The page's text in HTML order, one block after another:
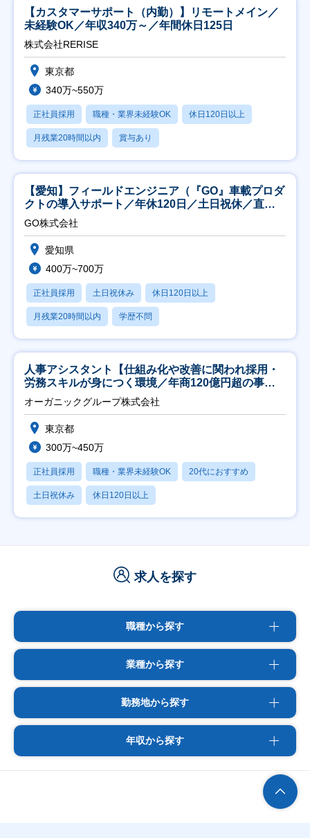
【カスタマーサポート（内勤）】リモートメイン／
未経験OK／年収340万～／年間休日125日
株式会社RERISE
東京都
340万~550万
正社員採用 職種・業界未経験OK 休日120日以上
月残業20時間以内 賞与あり
【愛知】フィールドエンジニア（『GO』車載プロダ
クトの導入サポート／年休120日／土日祝休／直行
直帰
GO株式会社
愛知県
400万~700万
正社員採用 土日祝休み 休日120日以上
月残業20時間以内 学歴不問
人事アシスタント【仕組み化や改善に関われ採用・
労務スキルが身につく環境／年商120億円超の事業
会社】
オーガニックグループ株式会社
東京都
300万~450万
正社員採用 職種・業界未経験OK 20代におすすめ
土日祝休み 休日120日以上
求人を探す
職種から探す
業種から探す
勤務地から探す
年収から探す